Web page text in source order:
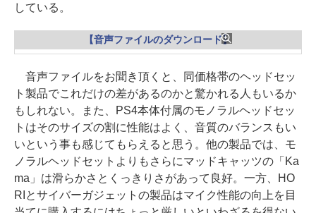
している。
【音声ファイルのダウンロード】
音声ファイルをお聞き頂くと、同価格帯のヘッドセッ
ト製品でこれだけの差があるのかと驚かれる人もいるか
もしれない。また、PS4本体付属のモノラルヘッドセッ
トはそのサイズの割に性能はよく、音質のバランスもい
いという事も感じてもらえると思う。他の製品では、モ
ノラルヘッドセットよりもさらにマッドキャッツの「Ka
ma」は滑らかさとくっきりさがあって良好。一方、HO
RIとサイバーガジェットの製品はマイク性能の向上を目